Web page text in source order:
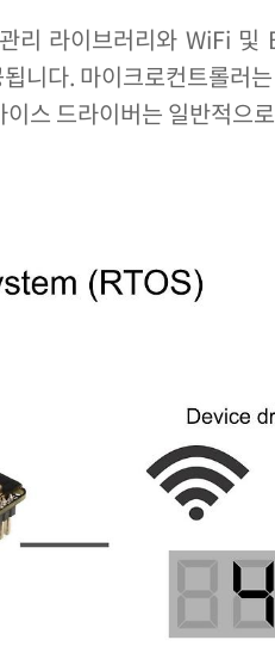
리 라이브러리와 WiFi
니다. 마이크로컨트롤러
스 드라이버는 일반적으